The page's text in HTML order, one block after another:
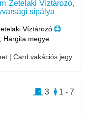
Zetelaki Víztározó,
sípálya
Víztározó
Hargita megye
| Card vakációs jegy
1 - 7
3